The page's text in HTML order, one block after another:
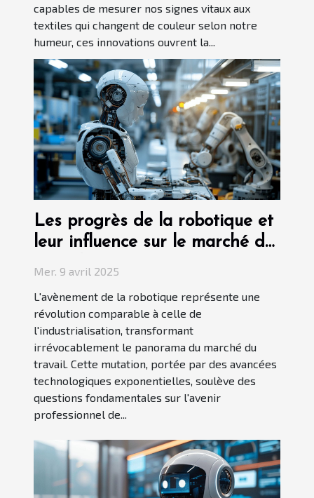
capables de mesurer nos signes vitaux aux
textiles qui changent de couleur selon notre
humeur, ces innovations ouvrent la...
Les progrès de la robotique et
leur influence sur le marché du
travail
Mer. 9 avril 2025
L'avènement de la robotique représente une
révolution comparable à celle de
l'industrialisation, transformant
irrévocablement le panorama du marché du
travail. Cette mutation, portée par des avancées
technologiques exponentielles, soulève des
questions fondamentales sur l'avenir
professionnel de...